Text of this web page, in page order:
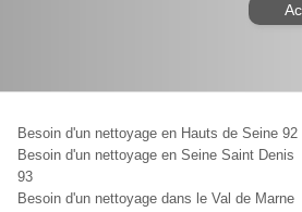
Besoin d'un nettoyage en Hauts de Seine 92
Besoin d'un nettoyage en Seine Saint Denis
93
Besoin d'un nettoyage dans le Val de Marne